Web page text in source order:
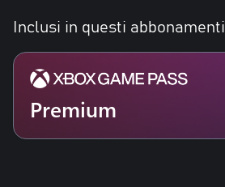
Inclusi in questi abbonamenti
Premium